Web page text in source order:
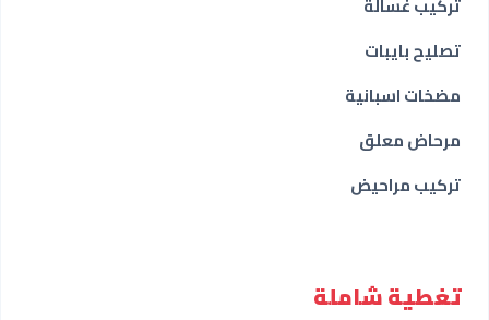
تصليح بايبات
مضخات اسبانية
مرحاض معلق
تركيب مراحيض
تغطية شاملة